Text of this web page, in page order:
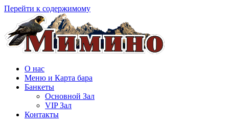
Перейти к содержимому
О нас
Меню и Карта бара
Банкеты
Основной Зал
VIP Зал
Контакты